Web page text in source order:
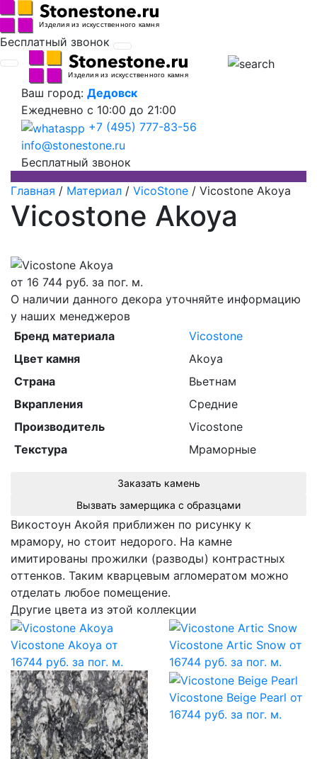
Бесплатный звонок
Ваш город: Дедовск
Ежедневно с 10:00 до 21:00
+7 (495) 777-83-56
info@stonestone.ru
Бесплатный звонок
Главная / Материал / VicoStone / Vicostone Akoya
Vicostone Akoya
от 16 744 руб. за пог. м.
О наличии данного декора уточняйте информацию
у наших менеджеров
Бренд материала
Vicostone
Цвет камня
Akoya
Страна
Вьетнам
Вкрапления
Средние
Производитель
Vicostone
Текстура
Мраморные
Заказать камень
Вызвать замерщика с образцами
Викостоун Акойя приближен по рисунку к
мрамору, но стоит недорого. На камне
имитированы прожилки (разводы) контрастных
оттенков. Таким кварцевым агломератом можно
отделать любое помещение.
Другие цвета из этой коллекции
Vicostone Akoya от
16744 руб. за пог. м.
Vicostone Artic Snow от
16744 руб. за пог. м.
Vicostone Beige Pearl от
16744 руб. за пог. м.